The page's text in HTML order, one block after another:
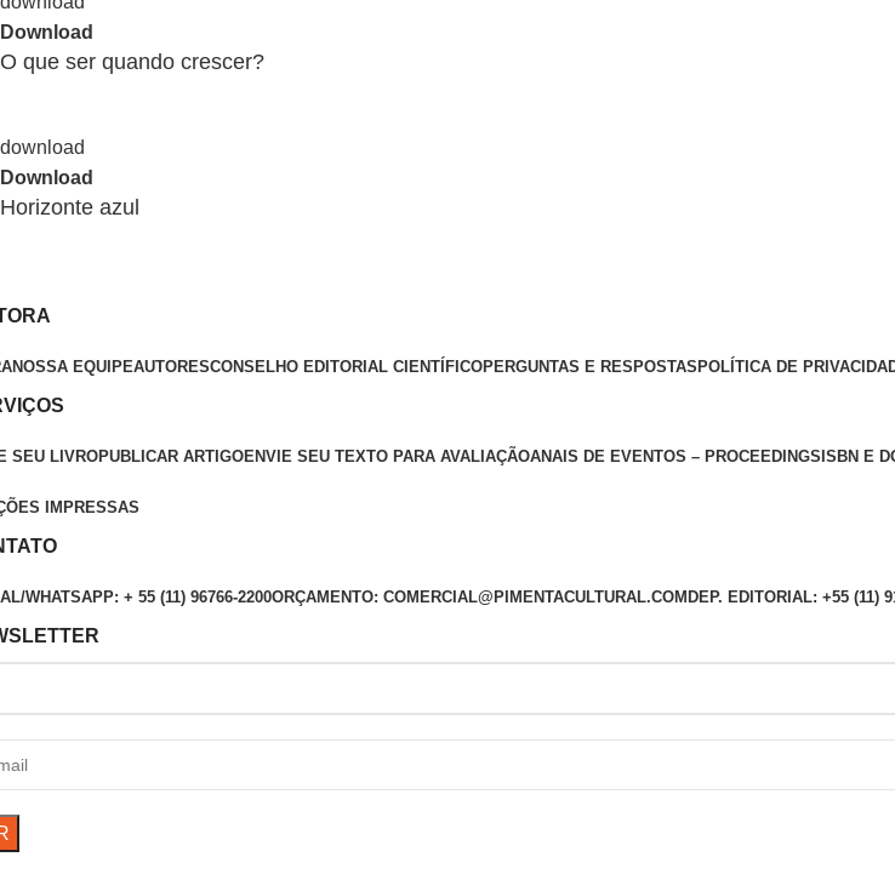
Download
O que ser quando crescer?
Download
Horizonte azul
NOSSA EQUIPEAUTORESCONSELHO EDITORIAL CIENTÍFICOPERGUNTAS E RESPOSTAS POLÍTICA DE
SEU LIVROPUBLICAR ARTIGOENVIE SEU TEXTO PARA AVALIAÇÃOANAIS DE EVENTOS – PROCEEDINGS ISBN E
IMPRESSAS
WHATSAPP: + 55 (11) 96766-2200ORÇAMENTO: COMERCIAL@PIMENTACULTURAL.COM DEP. EDITORIAL: +55 (11)